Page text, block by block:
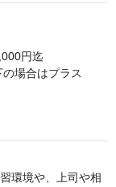
円迄
場合はプラス
環境や、上司や相